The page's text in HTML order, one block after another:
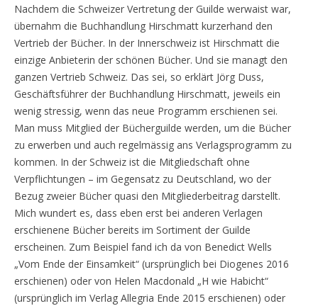
Nachdem die Schweizer Vertretung der Guilde werwaist war,
übernahm die Buchhandlung Hirschmatt kurzerhand den
Vertrieb der Bücher. In der Innerschweiz ist Hirschmatt die
einzige Anbieterin der schönen Bücher. Und sie managt den
ganzen Vertrieb Schweiz. Das sei, so erklärt Jörg Duss,
Geschäftsführer der Buchhandlung Hirschmatt, jeweils ein
wenig stressig, wenn das neue Programm erschienen sei.
Man muss Mitglied der Bücherguilde werden, um die Bücher
zu erwerben und auch regelmässig ans Verlagsprogramm zu
kommen. In der Schweiz ist die Mitgliedschaft ohne
Verpflichtungen – im Gegensatz zu Deutschland, wo der
Bezug zweier Bücher quasi den Mitgliederbeitrag darstellt.
Mich wundert es, dass eben erst bei anderen Verlagen
erschienene Bücher bereits im Sortiment der Guilde
erscheinen. Zum Beispiel fand ich da von Benedict Wells
„Vom Ende der Einsamkeit“ (ursprünglich bei Diogenes 2016
erschienen) oder von Helen Macdonald „H wie Habicht“
(ursprünglich im Verlag Allegria Ende 2015 erschienen) oder